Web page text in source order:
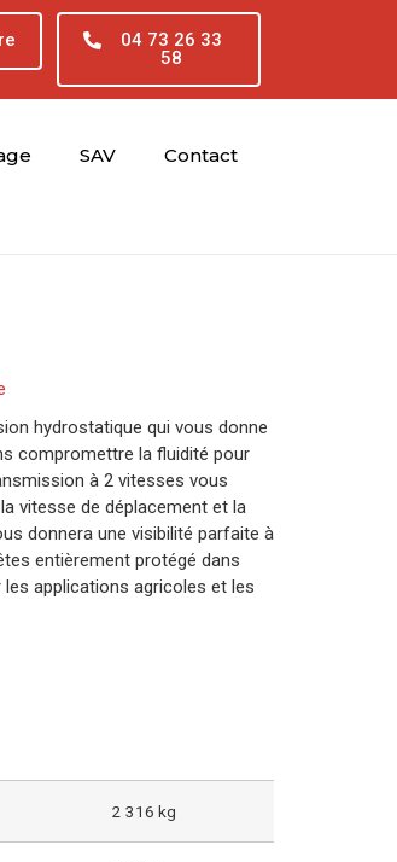
04 73 26 33
58
SAV Contact
hydrostatique qui vous donne
compromettre la fluidité pour
à 2 vitesses vous
vitesse de déplacement et la
donnera une visibilité parfaite à
entièrement protégé dans
applications agricoles et les
2 316 kg